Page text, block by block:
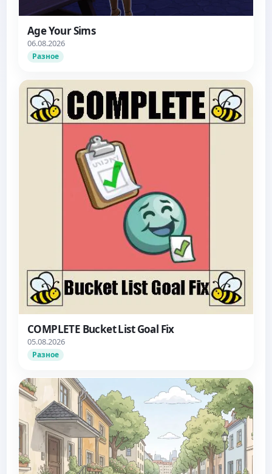
Age Your Sims
06.08.2026
Разное
COMPLETE Bucket List Goal Fix
05.08.2026
Разное